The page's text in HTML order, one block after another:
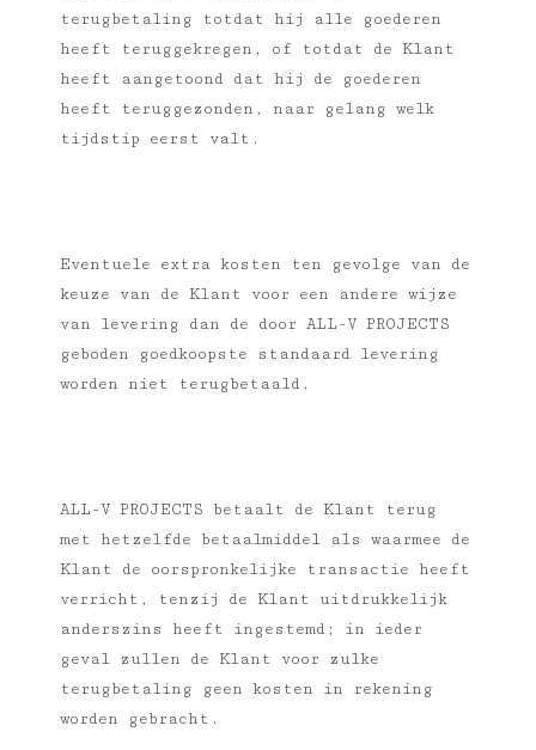
terugbetaling totdat hij alle goederen
heeft teruggekregen, of totdat de Klant
heeft aangetoond dat hij de goederen
heeft teruggezonden, naar gelang welk
tijdstip eerst valt.
Eventuele extra kosten ten gevolge van de
keuze van de Klant voor een andere wijze
van levering dan de door ALL-V PROJECTS
geboden goedkoopste standaard levering
worden niet terugbetaald.
ALL-V PROJECTS betaalt de Klant terug
met hetzelfde betaalmiddel als waarmee de
Klant de oorspronkelijke transactie heeft
verricht, tenzij de Klant uitdrukkelijk
anderszins heeft ingestemd; in ieder
geval zullen de Klant voor zulke
terugbetaling geen kosten in rekening
worden gebracht.